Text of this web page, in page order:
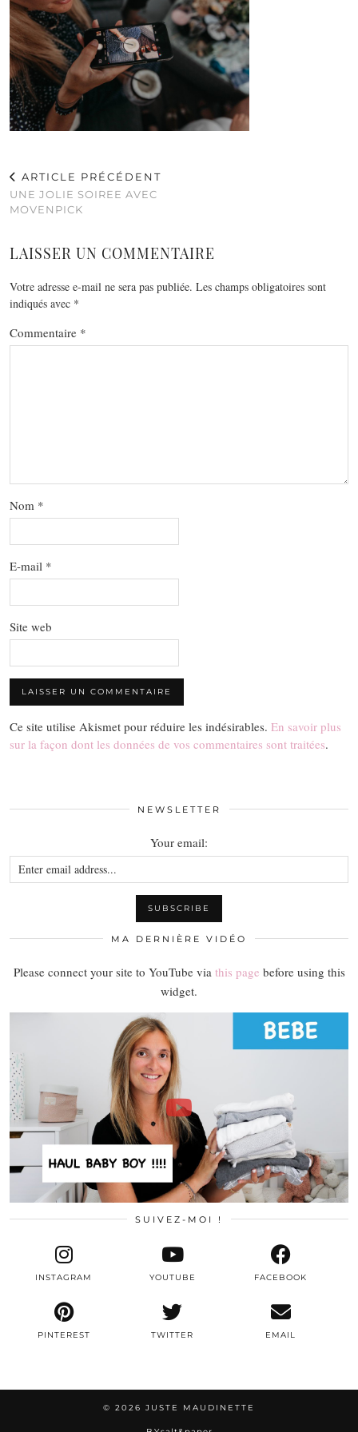
ARTICLE PRÉCÉDENT
UNE JOLIE SOIREE AVEC
MOVENPICK
LAISSER UN COMMENTAIRE
Votre adresse e-mail ne sera pas publiée. Les champs obligatoires sont
indiqués avec *
Commentaire *
Nom *
E-mail *
Site web
Ce site utilise Akismet pour réduire les indésirables. En savoir plus
sur la façon dont les données de vos commentaires sont traitées.
NEWSLETTER
Your email:
MA DERNIÈRE VIDÉO
Please connect your site to YouTube via this page before using this
widget.
SUIVEZ-MOI !
TWITTER
INSTAGRAM FACEBOOK
PINTEREST
YOUTUBE
EMAIL
© 2026 JUSTE MAUDINETTE